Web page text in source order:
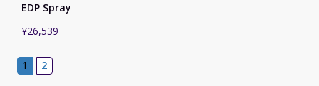
EDP Spray
¥26,539
1 2